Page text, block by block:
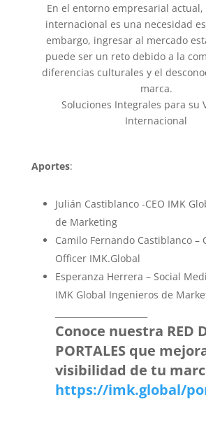
En el entorno empresarial actual,
internacional es una necesidad
embargo, ingresar al mercado
puede ser un reto debido a la
diferencias culturales y el
marca.
Soluciones Integrales para su
Internacional
Aportes:
Julián Castiblanco -CEO IMK
de Marketing
Camilo Fernando Castiblanco –
Officer IMK.Global
Esperanza Herrera – Social
IMK Global Ingenieros de
Conoce nuestra RED
PORTALES que
visibilidad de tu
https://imk.global/